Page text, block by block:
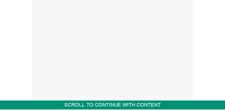
SCROLL TO CONTINUE WITH CONTENT